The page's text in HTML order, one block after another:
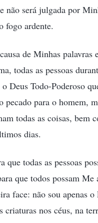
não será julgada por
fogo ardente.
de Minhas palavras
todas as pessoas
Deus Todo-Poderoso
para o homem,
todas as coisas, bem
dias.
todas as pessoas
que todos possam
face: não sou apenas
nos céus, na